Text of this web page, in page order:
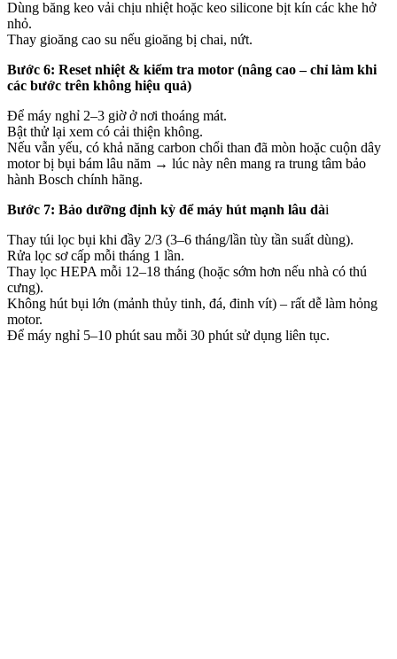
Dùng băng keo vải chịu nhiệt hoặc keo silicone bịt kín các khe hở
nhỏ.
Thay gioăng cao su nếu gioăng bị chai, nứt.
Bước 6: Reset nhiệt & kiểm tra motor (nâng cao – chỉ làm khi
các bước trên không hiệu quả)
Để máy nghỉ 2–3 giờ ở nơi thoáng mát.
Bật thử lại xem có cải thiện không.
Nếu vẫn yếu, có khả năng carbon chổi than đã mòn hoặc cuộn dây
motor bị bụi bám lâu năm → lúc này nên mang ra trung tâm bảo
hành Bosch chính hãng.
Bước 7: Bảo dưỡng định kỳ để máy hút mạnh lâu dài
Thay túi lọc bụi khi đầy 2/3 (3–6 tháng/lần tùy tần suất dùng).
Rửa lọc sơ cấp mỗi tháng 1 lần.
Thay lọc HEPA mỗi 12–18 tháng (hoặc sớm hơn nếu nhà có thú
cưng).
Không hút bụi lớn (mảnh thủy tinh, đá, đinh vít) – rất dễ làm hỏng
motor.
Để máy nghỉ 5–10 phút sau mỗi 30 phút sử dụng liên tục.